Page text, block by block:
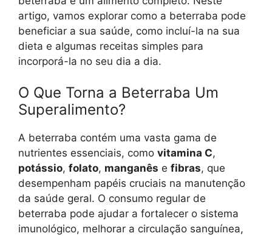
artigo, vamos explorar como a beterraba pode
beneficiar a sua saúde, como incluí-la na sua
dieta e algumas receitas simples para
incorporá-la no seu dia a dia.
O Que Torna a Beterraba Um
Superalimento?
A beterraba contém uma vasta gama de
nutrientes essenciais, como vitamina C,
potássio, folato, manganês e fibras, que
desempenham papéis cruciais na manutenção
da saúde geral. O consumo regular de
beterraba pode ajudar a fortalecer o sistema
imunológico, melhorar a circulação sanguínea,